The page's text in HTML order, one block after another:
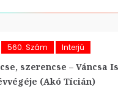
560. Szám Interjú
szerencse – Váncsa
(Akó Tícián)